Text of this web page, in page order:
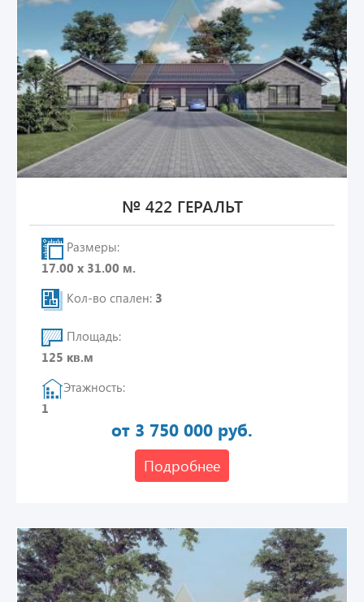
№ 422 ГЕРАЛЬТ
Размеры:
17.00 х 31.00 м.
Кол-во спален: 3
Площадь:
125 кв.м
Этажность:
1
от 3 750 000 руб.
Подробнее